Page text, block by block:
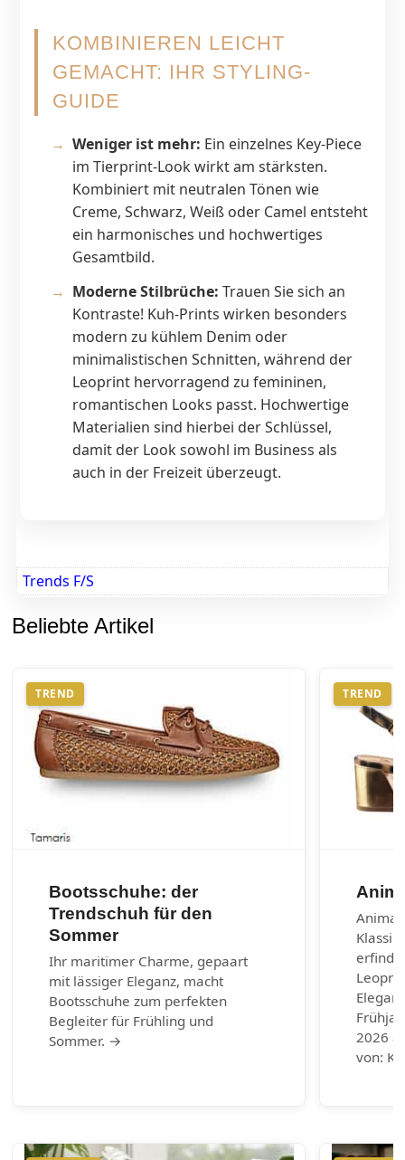
KOMBINIEREN LEICHT
GEMACHT: IHR STYLING-
GUIDE
Weniger ist mehr: Ein einzelnes Key-Piece
im Tierprint-Look wirkt am stärksten.
Kombiniert mit neutralen Tönen wie
Creme, Schwarz, Weiß oder Camel entsteht
ein harmonisches und hochwertiges
Gesamtbild.
Moderne Stilbrüche: Trauen Sie sich an
Kontraste! Kuh-Prints wirken besonders
modern zu kühlem Denim oder
minimalistischen Schnitten, während der
Leoprint hervorragend zu femininen,
romantischen Looks passt. Hochwertige
Materialien sind hierbei der Schlüssel,
damit der Look sowohl im Business als
auch in der Freizeit überzeugt.
Trends F/S
Beliebte Artikel
TREND
Bootsschuhe: der
Trendschuh für den
Sommer
Ihr maritimer Charme, gepaart
mit lässiger Eleganz, macht
Bootsschuhe zum perfekten
Begleiter für Frühling und
Sommer. →
TREND
2026
von: